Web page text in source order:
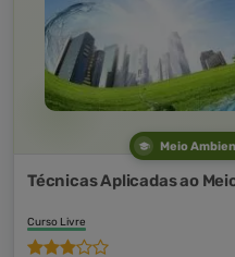
Meio
Técnicas Aplicadas ao
Curso Livre